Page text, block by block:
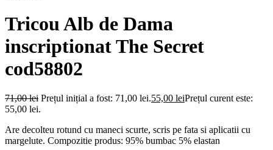
Tricou Alb de Dama
inscriptionat The Secret
cod58802
71,00lei Prețul inițial a fost: 71,00 lei.55,00 leiPrețul curent este:
55,00 lei.
Are decolteu rotund cu maneci scurte, scris pe fata si aplicatii cu
margelute. Compozitie produs: 95% bumbac 5% elastan